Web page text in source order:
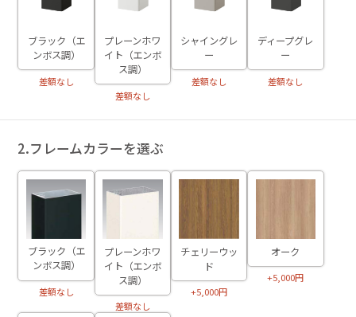
ブラック（エ
ンボス調）
差額なし
プレーンホワ
イト（エンボ
ス調）
差額なし
シャイングレ
ー
差額なし
ディープグレ
ー
差額なし
2.フレームカラーを選ぶ
ブラック（エ
ンボス調）
差額なし
プレーンホワ
イト（エンボ
ス調）
差額なし
チェリーウッ
ド
+5,000円
オーク
+5,000円